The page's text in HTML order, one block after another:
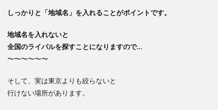
しっかりと「地域名」を入れることがポイントです。
地域名を入れないと
全国のライバルを探すことになりますので…
〜〜〜〜〜〜
そして、実は東京よりも絞らないと
行けない場所があります。